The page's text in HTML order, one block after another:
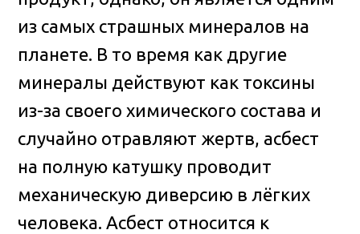
из самых страшных минералов на
планете. В то время как другие
минералы действуют как токсины
из-за своего химического состава и
случайно отравляют жертв, асбест
на полную катушку проводит
механическую диверсию в лёгких
человека. Асбест относится к